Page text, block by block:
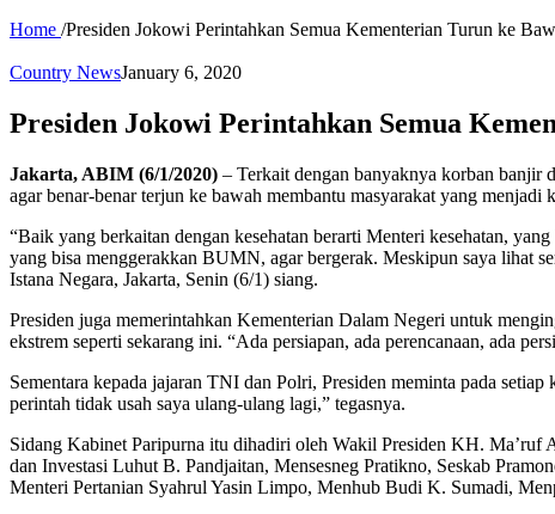
Home /Presiden Jokowi Perintahkan Semua Kementerian Turun ke
Country NewsJanuary 6, 2020
Presiden Jokowi Perintahkan Semua
Jakarta, ABIM (6/1/2020) – Terkait dengan banyaknya korban banjir
agar benar-benar terjun ke bawah membantu masyarakat yang menjadi
“Baik yang berkaitan dengan kesehatan berarti Menteri kesehatan,
yang bisa menggerakkan BUMN, agar bergerak. Meskipun saya lihat
Istana Negara, Jakarta, Senin (6/1) siang.
Presiden juga memerintahkan Kementerian Dalam Negeri untuk
ekstrem seperti sekarang ini. “Ada persiapan, ada perencanaan, ada
Sementara kepada jajaran TNI dan Polri, Presiden meminta pada
perintah tidak usah saya ulang-ulang lagi,” tegasnya.
Sidang Kabinet Paripurna itu dihadiri oleh Wakil Presiden KH.
dan Investasi Luhut B. Pandjaitan, Mensesneg Pratikno, Seskab
Menteri Pertanian Syahrul Yasin Limpo, Menhub Budi K. Sumadi,